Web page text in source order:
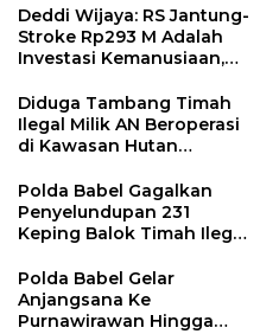
Deddi Wijaya: RS Jantung-
Stroke Rp293 M Adalah
Investasi Kemanusiaan,
Diduga Tambang Timah
Ilegal Milik AN Beroperasi
di Kawasan Hutan
Polda Babel Gagalkan
Penyelundupan 231
Keping Balok Timah Ilegal
Polda Babel Gelar
Anjangsana Ke
Purnawirawan Hingga